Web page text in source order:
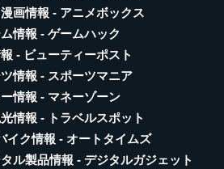
画情報 - アニメボックス
情報 - ゲームハック
- ビューティーポスト
情報 - スポーツマニア
情報 - マネーゾーン
情報 - トラベルスポット
イク情報 - オートタイムズ
ル製品情報 - デジタルガジェット